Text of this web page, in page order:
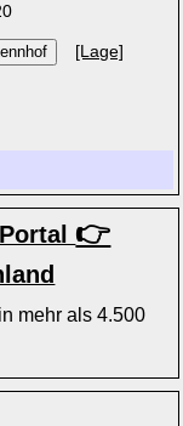
[Lage]
👉
mehr als 4.500